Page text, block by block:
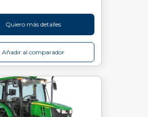
Quiero más detalles
Añadir al comparador